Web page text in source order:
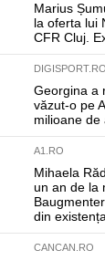
Marius
la oferta lui
CFR Cluj.
DIGISPORT.RO
Georgina a
văzut-o pe
milioane de
A1.RO
Mihaela
un an de la
din
CANCAN.RO